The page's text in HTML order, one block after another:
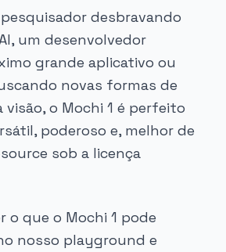
desbravando
um desenvolvedor
grande aplicativo ou
novas formas de
visão, o Mochi 1 é perfeito
poderoso e, melhor de
sob a licença
o que o Mochi 1 pode
nosso playground e